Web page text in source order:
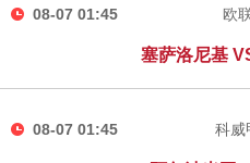
08-07 01:45 欧
塞萨洛尼基
08-07 01:45 科威